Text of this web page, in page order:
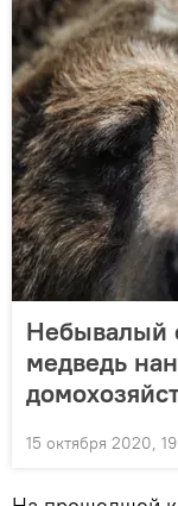
Небывалый
медведь
15 октября 2020,